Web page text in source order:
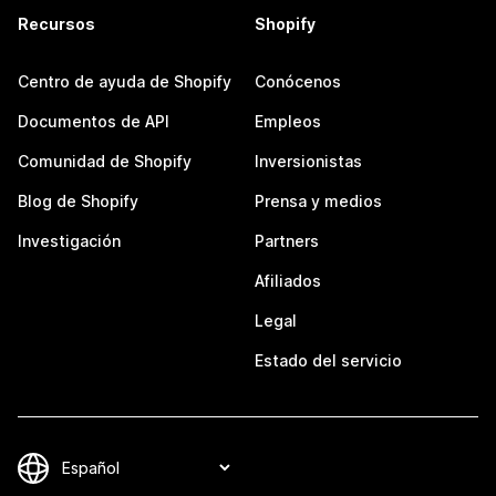
Recursos
Centro de ayuda de Shopify
Documentos de API
Comunidad de Shopify
Blog de Shopify
Investigación
Shopify
Conócenos
Empleos
Inversionistas
Prensa y medios
Partners
Afiliados
Legal
Estado del servicio